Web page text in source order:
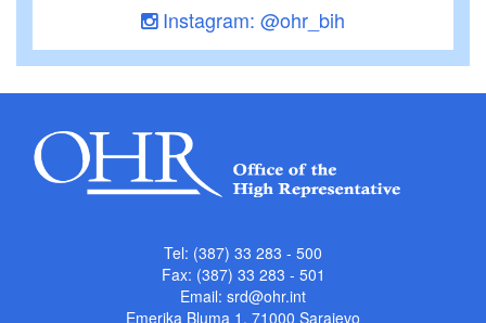
Instagram: @ohr_bih
Tel: (387) 33 283 - 500
Fax: (387) 33 283 - 501
Email: srd@ohr.int
Emerika Bluma 1, 71000 Sarajevo